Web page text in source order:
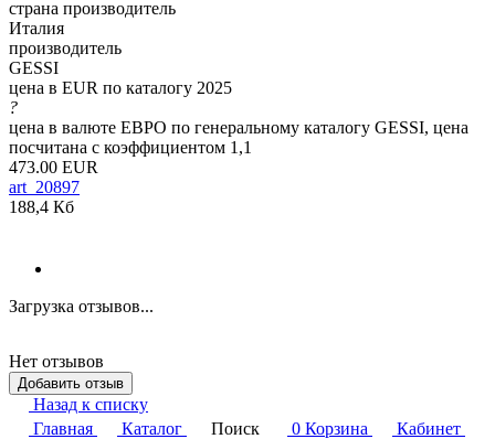
страна производитель
Италия
производитель
GESSI
цена в EUR по каталогу 2025
?
цена в валюте ЕВРО по генеральному каталогу GESSI, цена
посчитана с коэффициентом 1,1
473.00 EUR
art_20897
188,4 Кб
Загрузка отзывов...
Нет отзывов
Добавить отзыв
Назад к списку
Главная
Каталог Поиск 0 Корзина
Кабинет